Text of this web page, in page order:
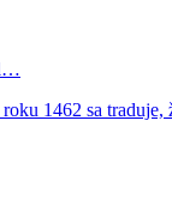
1462 sa traduje,